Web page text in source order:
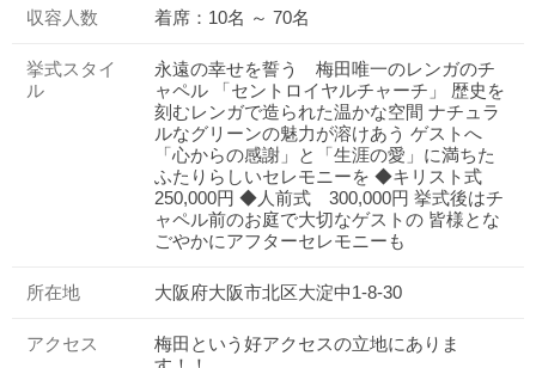
収容人数 着席：10名 ～ 70名
挙式スタイ
ル
永遠の幸せを誓う 梅田唯一のレンガのチ
ャペル 「セントロイヤルチャーチ」 歴史を
刻むレンガで造られた温かな空間 ナチュラ
ルなグリーンの魅力が溶けあう ゲストへ
「心からの感謝」と「生涯の愛」に満ちた
ふたりらしいセレモニーを ◆キリスト式
250,000円 ◆人前式 300,000円 挙式後はチ
ャペル前のお庭で大切なゲストの 皆様とな
ごやかにアフターセレモニーも
所在地 大阪府大阪市北区大淀中1-8-30
アクセス
梅田という好アクセスの立地にありま